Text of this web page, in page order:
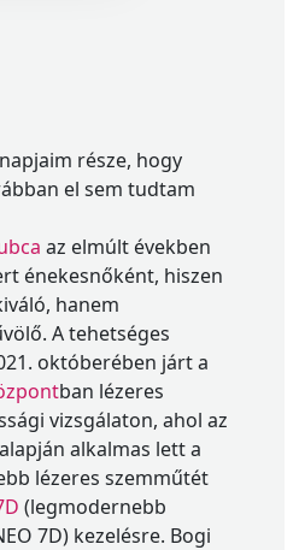
része, hogy
el sem tudtam
az elmúlt években
énekesnőként, hiszen
hanem
A tehetséges
októberében járt a
ban lézeres
vizsgálaton, ahol az
alkalmas lett a
lézeres szemműtét
(legmodernebb
7D) kezelésre. Bogi